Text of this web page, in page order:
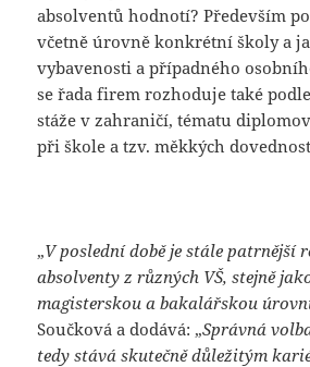
absolventů hodnotí? Především
včetně úrovně konkrétní školy a
vybavenosti a případného
se řada firem rozhoduje také
stáže v zahraničí, tématu
při škole a tzv. měkkých
„V poslední době je stále patrnější
absolventy z různých VŠ, stejně
magisterskou a bakalářskou
Součková a dodává: „Správná
tedy stává skutečně důležitým